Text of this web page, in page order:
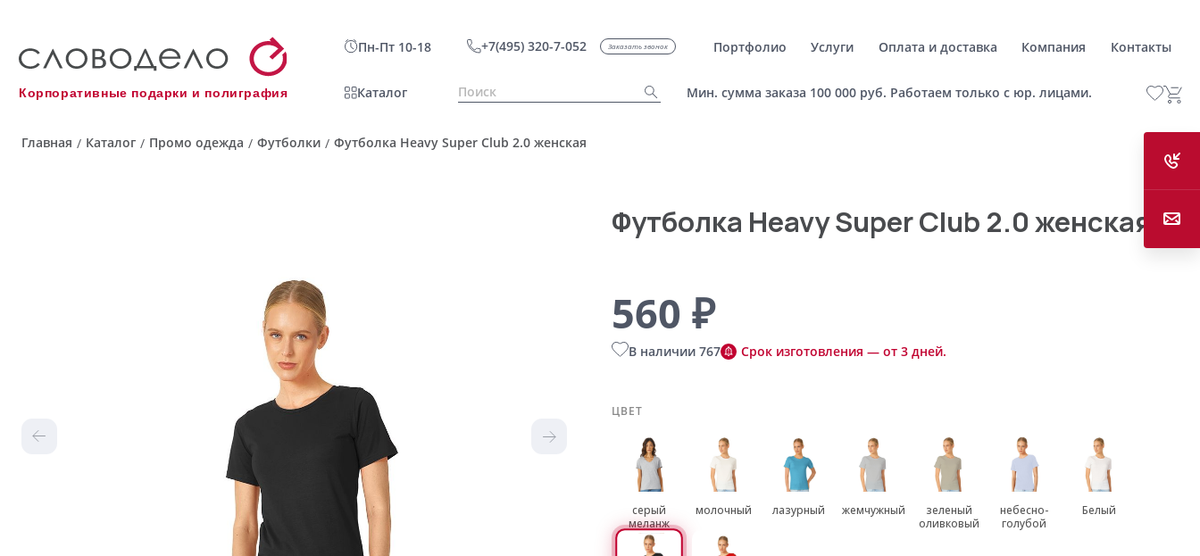
Корпоративные подарки и полиграфия
Пн-Пт 10-18 +7(495) 320-7-052 Заказать звонок Портфолио Услуги Оплата и доставка Компания Контакты
Каталог Мин. сумма заказа 100 000 руб. Работаем только с юр. лицами.
Главная / Каталог / Промо одежда / Футболки / Футболка Heavy Super Club 2.0 женская
Футболка Heavy Super Club 2.0 женская
560 ₽
В наличии 767 Срок изготовления — от 3 дней.
ЦВЕТ
серый
меланж
молочный лазурный жемчужный
зеленый
оливковый
небесно-
голубой
Белый